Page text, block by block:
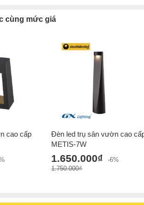
cùng mức giá
cao cấp
Đèn led trụ sân vườn cao
METIS-7W
1.650.000₫
-6%
1.750.000₫